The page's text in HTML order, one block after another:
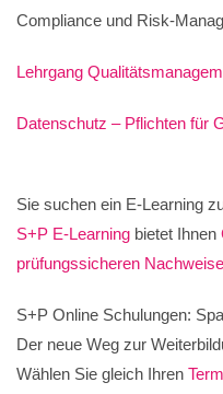
Compliance und Risk-
Lehrgang
Datenschutz – Pflichten für
Sie suchen ein E-Learning
S+P E-Learning bietet Ihnen
prüfungssicheren
S+P Online Schulungen:
Der neue Weg zur
Wählen Sie gleich Ihren